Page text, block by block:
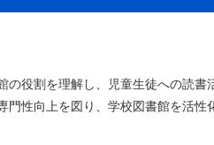
の役割を理解し、児童生徒への読書
門性向上を図り、学校図書館を活性